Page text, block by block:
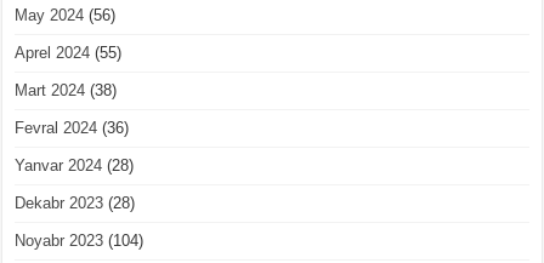
May 2024 (56)
Aprel 2024 (55)
Mart 2024 (38)
Fevral 2024 (36)
Yanvar 2024 (28)
Dekabr 2023 (28)
Noyabr 2023 (104)